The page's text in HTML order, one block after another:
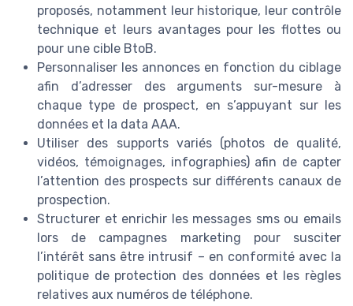
proposés, notamment leur historique, leur contrôle
technique et leurs avantages pour les flottes ou
pour une cible BtoB.
Personnaliser les annonces en fonction du ciblage
afin d’adresser des arguments sur-mesure à
chaque type de prospect, en s’appuyant sur les
données et la data AAA.
Utiliser des supports variés (photos de qualité,
vidéos, témoignages, infographies) afin de capter
l’attention des prospects sur différents canaux de
prospection.
Structurer et enrichir les messages sms ou emails
lors de campagnes marketing pour susciter
l’intérêt sans être intrusif – en conformité avec la
politique de protection des données et les règles
relatives aux numéros de téléphone.